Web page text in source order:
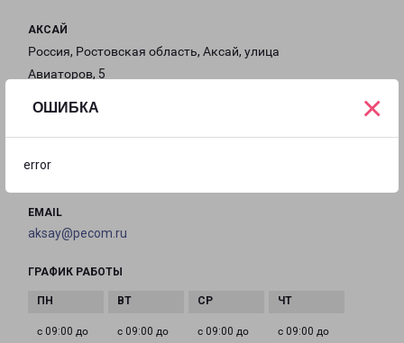
ОШИБКА
error
×
АКСАЙ
Россия, Ростовская область, Аксай, улица
Авиаторов, 5
на карте
8(863) 307-89-95
EMAIL
aksay@pecom.ru
ГРАФИК РАБОТЫ
с 09:00 до
с 09:00 до
с 09:00 до
с 09:00 до